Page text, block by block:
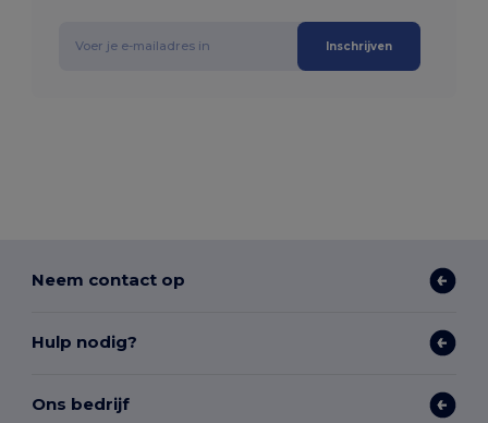
Inschrijven
Neem contact op
Hulp nodig?
Ons bedrijf